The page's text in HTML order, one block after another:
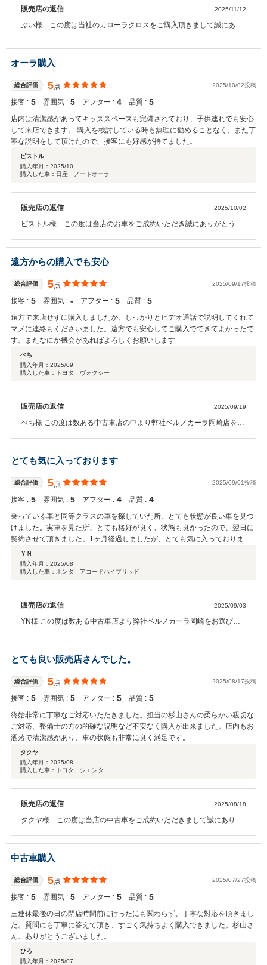
販売店の返信 2025/11/12
ぷい様 この度は当社のカローラクロスをご購入頂きまして誠にあり
から大変気に入っていただけたことが伝わってきました。今後ともこ
のような評価が頂けるよう頑張って参ります。お知り合いの方にも是
非お勧めください。ありがとうございました。
オーラ購入
総合評価 5点 2025/10/02投稿
接客 : 5 雰囲気 : 5 アフター : 4 品質 : 5
店内は清潔感があってキッズスペースも完備されており、子供連れでも安心
して来店できます。 購入を検討している時も無理に勧めることなく、また丁
寧な説明をして頂けたので、接客にも好感が持てました。
ピストル
購入年月： 2025/10
購入した車：日産 ノートオーラ
販売店の返信 2025/10/02
ピストル様 この度は当店のお車をご成約いただき誠にありがとうご
ざいますので商談に集中できるとのお声を頂いております。お客様目
線の販売を行っております。お車を気に入り納得しての購入をしてい
ただきたい思いから大手さんのような無理なおススメは行っておりま
せん。これからも親切丁寧な接客に努めて参ります。納車時まで楽し
みにお待ちください。ありがとうございました。
遠方からの購入でも安心
総合評価 5点 2025/09/17投稿
接客 : 5 雰囲気 : ‐ アフター : 5 品質 : 5
遠方で来店せずに購入しましたが、しっかりとビデオ通話で説明してくれて
マメに連絡もくださいました。遠方でも安心してご購入でできてよかったで
す。またなにか機会があればよろしくお願いします
べち
購入年月： 2025/09
購入した車：トヨタ ヴォクシー
販売店の返信 2025/09/19
べち様 この度は数ある中古車店の中より弊社ベルノカーラ岡崎店をお
すが、何かございましたら遠慮なくいつでもご連絡いただけましたら
と思います。 今後も安全運転でカーライフをお楽しみ下さいませ。 あ
りがとうございました。
とても気に入っております
総合評価 5点 2025/09/01投稿
接客 : 5 雰囲気 : 5 アフター : 4 品質 : 4
乗っている車と同等クラスの車を探していた所、とても状態が良い車を見つ
けました。実車を見た所、とても格好が良く、状態も良かったので、翌日に
契約させて頂きました。1ヶ月経過しましたが、とても気に入っておりま
す。ＹＮ
購入年月： 2025/08
購入した車：ホンダ アコードハイブリッド
販売店の返信 2025/09/03
YN様 この度は数ある中古車店より弊社ベルノカーラ岡崎をお選びい
だいているみたいで何よりです。 今後も安全運転でHONDAカーライ
フをお楽しみ下さい！ 何かございましたらご気軽にご気軽にご連絡く
ださいませ。 こちらこそありがとうございました。
とても良い販売店さんでした。
総合評価 5点 2025/08/17投稿
接客 : 5 雰囲気 : 5 アフター : 5 品質 : 5
終始非常に丁寧なご対応いただきました。担当の杉山さんの柔らかい親切な
ご対応、整備士の方の的確な説明など不安なく購入が出来ました。店内もお
洒落で清潔感があり、車の状態も非常に良く満足です。
タクヤ
購入年月： 2025/08
購入した車：トヨタ シエンタ
販売店の返信 2025/08/18
タクヤ様 この度は当店の中古車をご成約いただきまして誠にありが
す。やはりいいお車を扱っているお店でもお客様目線に立っていない
販売店では購入の意欲が湧かないと感じております。整備士含め的確
なアドバイスができるように努力して参ります。たくさんのお褒めの
言葉ありがとうございます。今お乗りのお車が無事次の車にバトンタ
ッチできるように祈っております。ご納車まで今しばらくお待ちくだ
さい。ありがとうございました。
中古車購入
総合評価 5点 2025/07/27投稿
接客 : 5 雰囲気 : 5 アフター : 5 品質 : 5
三連休最後の日の閉店時間前に行ったにも関わらず、丁寧な対応を頂きまし
た。質問にも丁寧に答えて頂き、すごく気持ちよく購入できました。杉山さ
ん、ありがとうございました。
ひろ
購入年月： 2025/07